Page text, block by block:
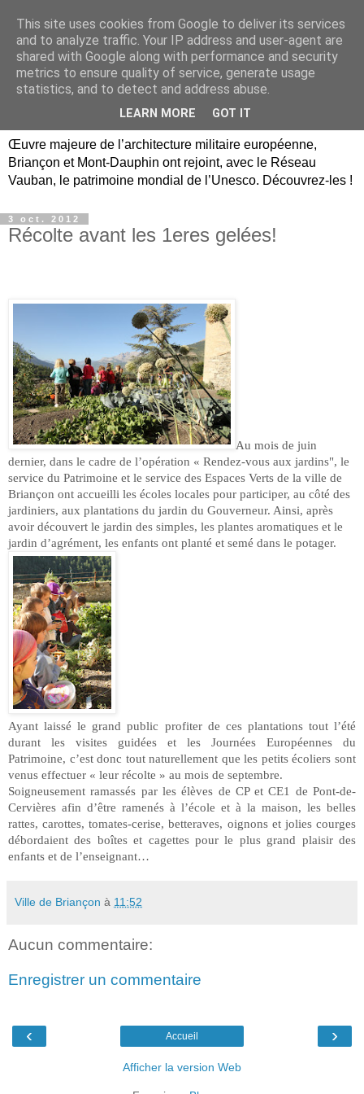
Briançon, Mont-Dauphin,
Vauban Unesco Hautes-
Œuvre majeure de l’architecture militaire européenne,
Briançon et Mont-Dauphin ont rejoint, avec le Réseau
Vauban, le patrimoine mondial de l’Unesco. Découvrez-les !
3 oct. 2012
Récolte avant les 1eres gelées!
Au mois de juin
dernier, dans le cadre de l’opération « Rendez-vous aux jardins", le
service du Patrimoine et le service des Espaces Verts de la ville de
Briançon ont accueilli les écoles locales pour participer, au côté des
jardiniers, aux plantations du jardin du Gouverneur. Ainsi, après
avoir découvert le jardin des simples, les plantes aromatiques et le
jardin d’agrément, les enfants ont planté et semé dans le potager.
Ayant laissé le grand public profiter de ces plantations tout l’été
durant les visites guidées et les Journées Européennes du
Patrimoine, c’est donc tout naturellement que les petits écoliers sont
venus effectuer « leur récolte » au mois de septembre.
Soigneusement ramassés par les élèves de CP et CE1 de Pont-de-
Cervières afin d’être ramenés à l’école et à la maison, les belles
rattes, carottes, tomates-cerise, betteraves, oignons et jolies courges
débordaient des boîtes et cagettes pour le plus grand plaisir des
enfants et de l’enseignant…
Ville de Briançon à 11:52
Aucun commentaire:
Enregistrer un commentaire
‹ ›
Accueil
Afficher la version Web
This site uses cookies from Google to deliver its services
and to analyze traffic. Your IP address and user-agent are
shared with Google along with performance and security
metrics to ensure quality of service, generate usage
statistics, and to detect and address abuse.
LEARN MORE GOT IT